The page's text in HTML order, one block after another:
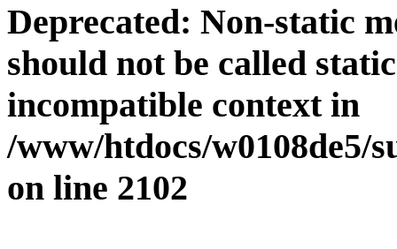
Deprecated: Non-static
should not be called
incompatible context in
/www/htdocs/w0108de5/
on line 2102